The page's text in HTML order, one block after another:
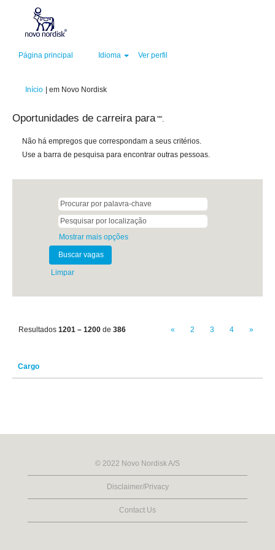
Página principal Idioma Ver perfil
Início em Novo Nordisk(página
Oportunidades de carreira para "".
Não há empregos que correspondam a seus critérios.
Use a barra de pesquisa para encontrar outras pessoas.
Mostrar mais opções
Limpar
Resultados 1201 – 1200 de 386 « 2 3 4 »
Cargo
© 2022 Novo Nordisk A/S
Disclaimer/Privacy
Contact Us